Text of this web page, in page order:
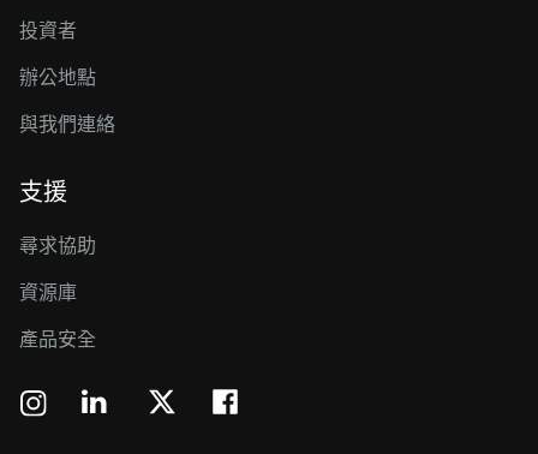
投資者
辦公地點
與我們連絡
支援
尋求協助
資源庫
產品安全